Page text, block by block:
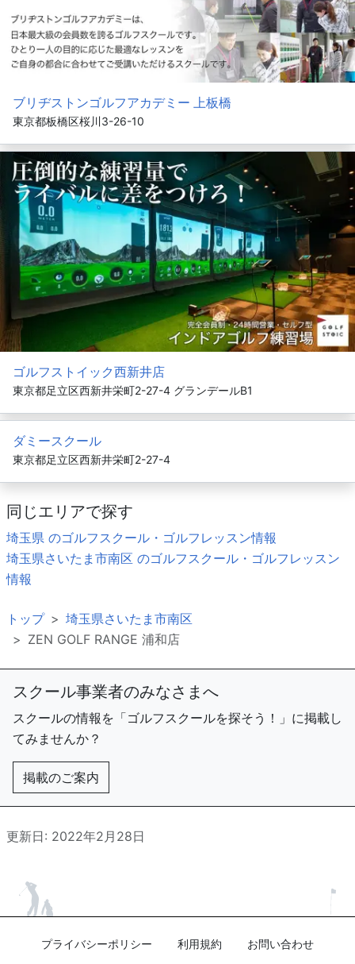
ブリヂストンゴルフアカデミー 上板橋
東京都板橋区桜川3-26-10
ゴルフストイック西新井店
東京都足立区西新井栄町2-27-4 グランデールB1
ダミースクール
東京都足立区西新井栄町2-27-4
同じエリアで探す
埼玉県 のゴルフスクール・ゴルフレッスン情報
埼玉県さいたま市南区 のゴルフスクール・ゴルフレッスン
情報
トップ
埼玉県さいたま市南区
ZEN GOLF RANGE 浦和店
スクール事業者のみなさまへ
スクールの情報を「ゴルフスクールを探そう！」に掲載し
てみませんか？
掲載のご案内
更新日: 2022年2月28日
プライバシーポリシー 利用規約 お問い合わせ